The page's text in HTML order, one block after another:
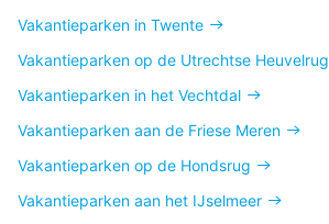
Vakantieparken in Twente
Vakantieparken op de Utrechtse Heuvelrug
Vakantieparken in het Vechtdal
Vakantieparken aan de Friese Meren
Vakantieparken op de Hondsrug
Vakantieparken aan het IJselmeer